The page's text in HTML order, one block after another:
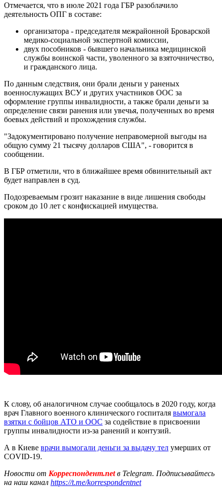
Отмечается, что в июле 2021 года ГБР разоблачило
деятельность ОПГ в составе:
организатора - председателя межрайонной Броварской
медико-социальной экспертной комиссии,
двух пособников - бывшего начальника медицинской
службы воинской части, уволенного за взяточничество,
и гражданского лица.
По данным следствия, они брали деньги у раненых
военнослужащих ВСУ и других участников ООС за
оформление группы инвалидности, а также брали деньги за
определение связи ранения или увечья, полученных во время
боевых действий и прохождения службы.
"Задокументировано получение неправомерной выгоды на
общую сумму 21 тысячу долларов США", - говорится в
сообщении.
В ГБР отметили, что в ближайшее время обвинительный акт
будет направлен в суд.
Подозреваемым грозит наказание в виде лишения свободы
сроком до 10 лет с конфискацией имущества.
К слову, об аналогичном случае сообщалось в 2020 году, когда
врач Главного военного клинического госпиталя вымогала
взятки с бойцов АТО и ООС за содействие в присвоении
группы инвалидности из-за ранений и контузий.
А в Киеве врачи вымогали деньги за выдачу тел умерших от
COVID-19.
Новости от Корреспондент.netв Telegram. Подписывайтесь
на наш канал https://t.me/korrespondentnet